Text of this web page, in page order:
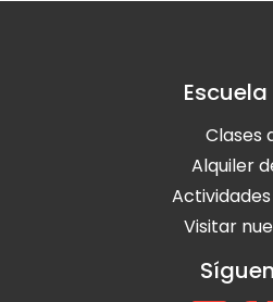
Clases
Alquiler
Visitar